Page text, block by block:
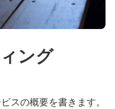
ング
スの概要を書きます。